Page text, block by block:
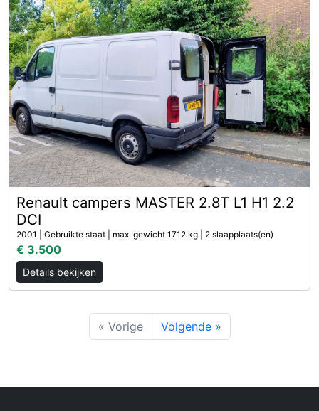
Renault campers MASTER 2.8T L1 H1 2.2
DCI
2001 | Gebruikte staat | max. gewicht 1712 kg | 2 slaapplaats(en)
€ 3.500
Details bekijken
« Vorige Volgende »